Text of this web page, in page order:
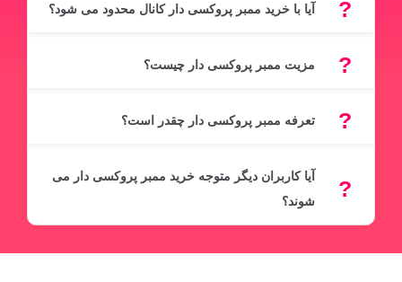
آیا با خرید ممبر پروکسی دار کانال محدود می شود؟
مزیت ممبر پروکسی دار چیست؟
تعرفه ممبر پروکسی دار چقدر است؟
آیا کاربران دیگر متوجه خرید ممبر پروکسی دار می
شوند؟